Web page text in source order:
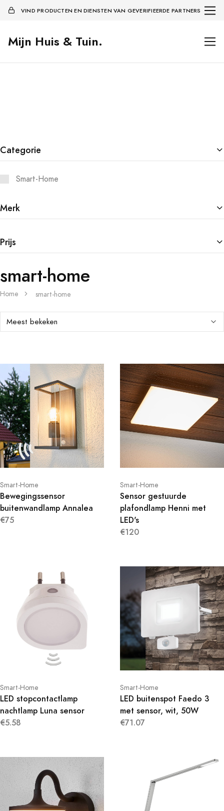
VIND PRODUCTEN EN DIENSTEN VAN GEVERIFIEERDE PARTNERS
Mijn Huis & Tuin.
Categorie
Smart-Home
Merk
Prijs
smart-home
Home smart-home
Smart-Home
Bewegingssensor
buitenwandlamp Annalea
€75
Smart-Home
Sensor gestuurde
plafondlamp Henni met
LED's
€120
Smart-Home
LED stopcontactlamp
nachtlamp Luna sensor
€5.58
Smart-Home
LED buitenspot Faedo 3
met sensor, wit, 50W
€71.07